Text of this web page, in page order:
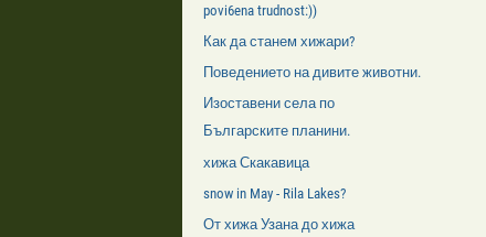
povi6ena trudnost:))
Как да станем хижари?
Поведението на дивите животни.
Изоставени села по
Българските планини.
хижа Скакавица
snow in May - Rila Lakes?
От хижа Узана до хижа